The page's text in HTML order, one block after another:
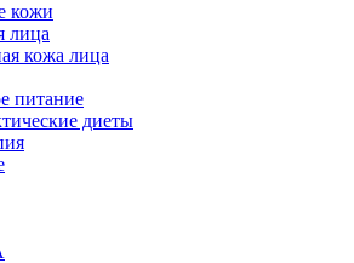
кожи
лица
кожа лица
питание
диеты